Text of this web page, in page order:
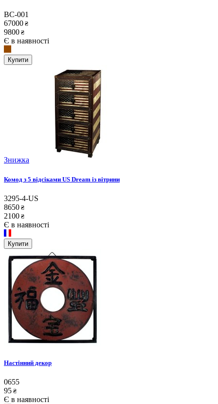
BC-001
67000 ₴
9800 ₴
Є в наявності
Купити
Знижка
Комод з 5 відсіками US Dream із вітрини
3295-4-US
8650 ₴
2100 ₴
Є в наявності
Купити
Настінний декор
0655
95 ₴
Є в наявності